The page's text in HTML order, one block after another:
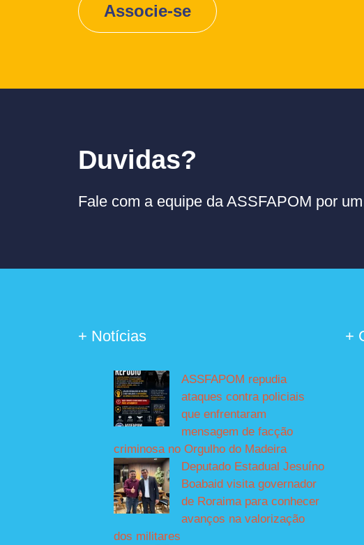
Associe-se
Duvidas?
Fale com a equipe da ASSFAPOM por
+ Notícias
ASSFAPOM repudia
ataques contra policiais
que enfrentaram
mensagem de facção
criminosa no Orgulho do Madeira
Deputado Estadual Jesuíno
Boabaid visita governador
de Roraima para conhecer
avanços na valorização
dos militares
+